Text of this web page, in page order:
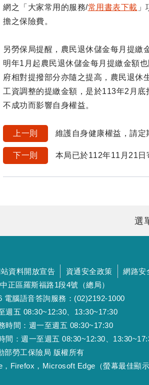
網之「大家常用的服務/常用書表下載
擔之保險費。
另勞保局提醒，農民退休儲金每月提繳
明年1月起農民退休儲金每月提繳金額
府相對提撥部分亦隨之提高，農民退休
工資調整的提繳金額，是於113年2月
不成功而影響自身權益。
上一則 維護自身健康權益，請
下一則 本局已於112年11月21日
選
資料開放宣告 資通安全政策 網路安
正區羅斯福路1段4號（總局）
電腦語音答詢服務：(02)2192-1000
週五 08:30~12:30、13:30~17:30
時間：週一至週五 08:30~17:30
間：週一至週五 08:30~12:30、
部勞工保險局 版權所有
Firefox，Microsoft Edge（螢幕最佳顯示